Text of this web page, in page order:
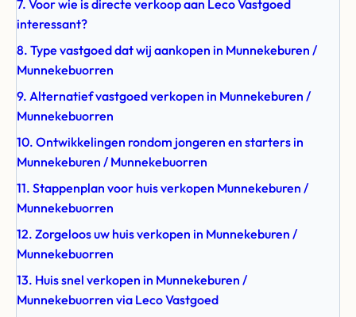
7. Voor wie is directe verkoop aan Leco Vastgoed
interessant?
8. Type vastgoed dat wij aankopen in Munnekeburen /
Munnekebuorren
9. Alternatief vastgoed verkopen in Munnekeburen /
Munnekebuorren
10. Ontwikkelingen rondom jongeren en starters in
Munnekeburen / Munnekebuorren
11. Stappenplan voor huis verkopen Munnekeburen /
Munnekebuorren
12. Zorgeloos uw huis verkopen in Munnekeburen /
Munnekebuorren
13. Huis snel verkopen in Munnekeburen /
Munnekebuorren via Leco Vastgoed